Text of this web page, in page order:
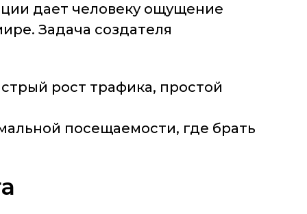
дает человеку ощущение
Задача создателя
рост трафика, простой
посещаемости, где брать